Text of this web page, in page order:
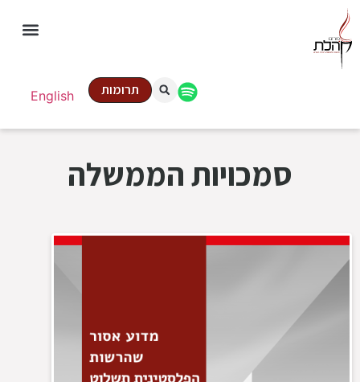
English תרומות
סמכויות הממשלה